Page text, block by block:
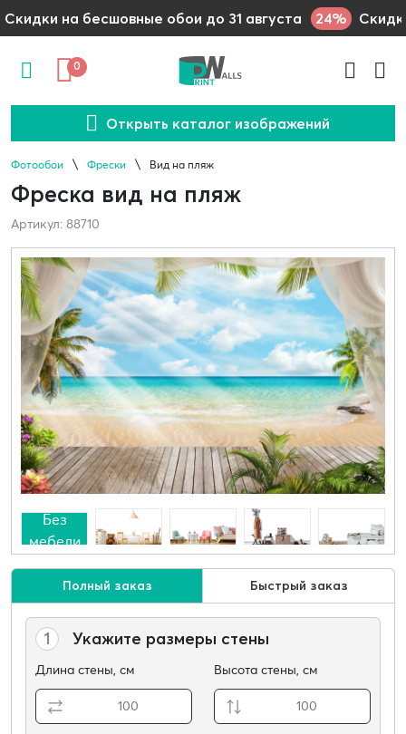
Скидки на бесшовные обои до 31 августа 24%
0
Открыть каталог изображений
Фотообои Фрески Вид на пляж
Фреска вид на пляж
Артикул: 88710
Без
мебели
Полный заказ Быстрый заказ
1 Укажите размеры стены
Длина стены, см Высота стены, см